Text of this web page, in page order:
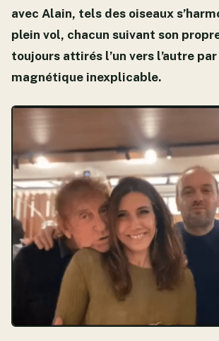
avec Alain, tels des oiseaux
plein vol, chacun suivant son
toujours attirés l’un vers l’autre
magnétique inexplicable.